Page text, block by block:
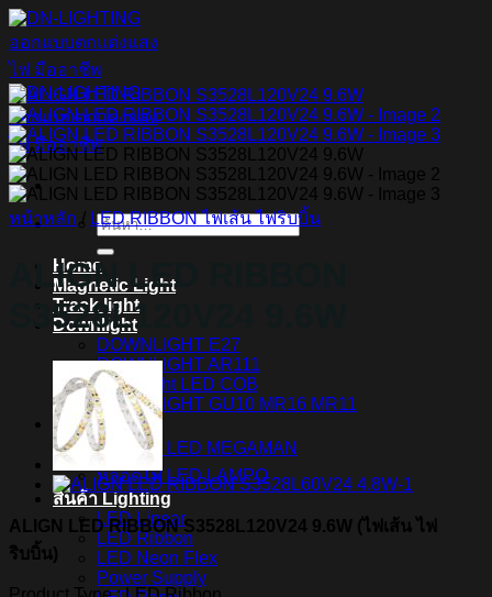
ข้าม
ไป
ยัง
เนื้อหา
ค้นหา:
Home
Magnetic Light
Track light
Downlight
DOWNLIGHT E27
DOWNLIGHT AR111
Downlight LED COB
DOWNLIGHT GU10 MR16 MR11
หลอดไฟ LED
หลอดไฟ LED MEGAMAN
หลอดไฟ LED LAMPO
สินค้า Lighting
LED Linear
LED Ribbon
LED Neon Flex
Power Supply
หน้าหลัก / LED RIBBON ไฟเส้น ไฟริบบิ้น
ALIGN LED RIBBON
S3528L120V24 9.6W
ALIGN LED RIBBON S3528L120V24 9.6W (ไฟเส้น ไฟ
ริบบิ้น)